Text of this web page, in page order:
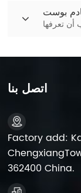
بوست
اتصل بنا
Factory add:
362400 China.